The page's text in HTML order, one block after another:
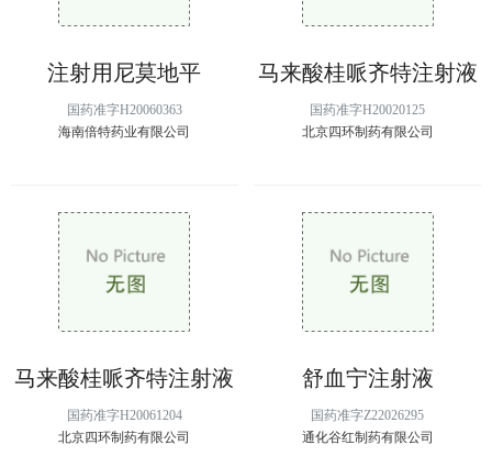
注射用尼莫地平
国药准字H20060363
海南倍特药业有限公司
马来酸桂哌齐特注射液
国药准字H20020125
北京四环制药有限公司
马来酸桂哌齐特注射液
国药准字H20061204
北京四环制药有限公司
舒血宁注射液
国药准字Z22026295
通化谷红制药有限公司